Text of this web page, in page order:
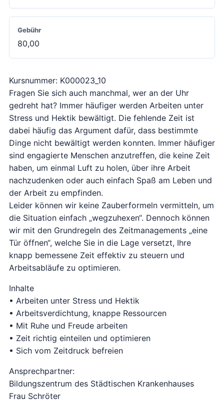
Gebühr
80,00
Kursnummer: K000023_10
Fragen Sie sich auch manchmal, wer an der Uhr
gedreht hat? Immer häufiger werden Arbeiten unter
Stress und Hektik bewältigt. Die fehlende Zeit ist
dabei häufig das Argument dafür, dass bestimmte
Dinge nicht bewältigt werden konnten. Immer häufiger
sind engagierte Menschen anzutreffen, die keine Zeit
haben, um einmal Luft zu holen, über ihre Arbeit
nachzudenken oder auch einfach Spaß am Leben und
der Arbeit zu empfinden.
Leider können wir keine Zauberformeln vermitteln, um
die Situation einfach „wegzuhexen“. Dennoch können
wir mit den Grundregeln des Zeitmanagements „eine
Tür öffnen“, welche Sie in die Lage versetzt, Ihre
knapp bemessene Zeit effektiv zu steuern und
Arbeitsabläufe zu optimieren.
Inhalte
• Arbeiten unter Stress und Hektik
• Arbeitsverdichtung, knappe Ressourcen
• Mit Ruhe und Freude arbeiten
• Zeit richtig einteilen und optimieren
• Sich vom Zeitdruck befreien
Ansprechpartner:
Bildungszentrum des Städtischen Krankenhauses
Frau Schröter